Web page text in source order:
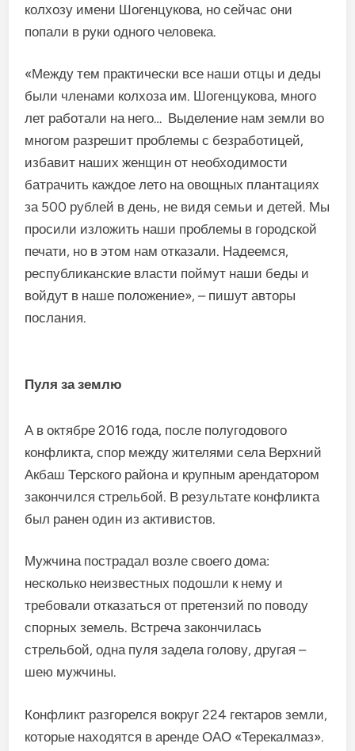
колхозу имени Шогенцукова, но сейчас они
попали в руки одного человека.
«Между тем практически все наши отцы и деды
были членами колхоза им. Шогенцукова, много
лет работали на него… Выделение нам земли во
многом разрешит проблемы с безработицей,
избавит наших женщин от необходимости
батрачить каждое лето на овощных плантациях
за 500 рублей в день, не видя семьи и детей. Мы
просили изложить наши проблемы в городской
печати, но в этом нам отказали. Надеемся,
республиканские власти поймут наши беды и
войдут в наше положение», – пишут авторы
послания.
Пуля за землю
А в октябре 2016 года, после полугодового
конфликта, спор между жителями села Верхний
Акбаш Терского района и крупным арендатором
закончился стрельбой. В результате конфликта
был ранен один из активистов.
Мужчина пострадал возле своего дома:
несколько неизвестных подошли к нему и
требовали отказаться от претензий по поводу
спорных земель. Встреча закончилась
стрельбой, одна пуля задела голову, другая –
шею мужчины.
Конфликт разгорелся вокруг 224 гектаров земли,
которые находятся в аренде ОАО «Терекалмаз».